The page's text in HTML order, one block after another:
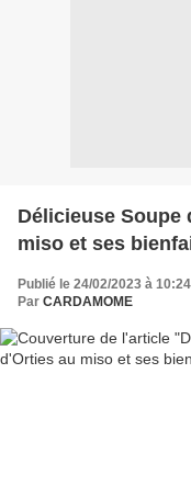
Délicieuse Soupe
miso et ses
Publié le 24/02/2023 à 10:24
Par CARDAMOME